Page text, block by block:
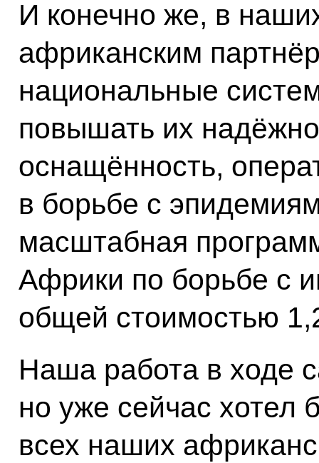
И конечно же, в
африканским
национальные
повышать их
оснащённость,
в борьбе с
масштабная
Африки по борьбе с
общей стоимостью
Наша работа в ходе
но уже сейчас хотел
всех наших